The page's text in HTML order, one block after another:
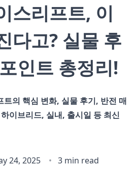
스리프트, 이
다고? 실물 후
인트 총정리!
의 핵심 변화, 실물 후기, 반전 매
이브리드, 실내, 출시일 등 최신
24, 2025 3 min read